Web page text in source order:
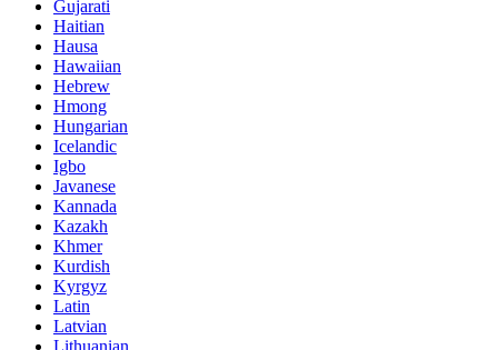
Gujarati
Haitian
Hausa
Hawaiian
Hebrew
Hmong
Hungarian
Icelandic
Igbo
Javanese
Kannada
Kazakh
Khmer
Kurdish
Kyrgyz
Latin
Latvian
Lithuanian